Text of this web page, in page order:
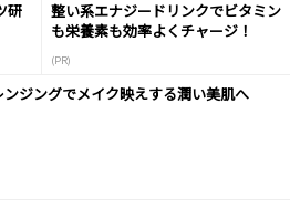
研
整い系エナジードリンクでビタミン
も栄養素も効率よくチャージ！
(PR)
ンジングでメイク映えする潤い美肌へ